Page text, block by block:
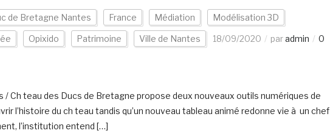
de Bretagne Nantes France Médiation Modélisation 3D
Opixido Patrimoine Ville de Nantes 18/09/2020 paradmin
0
/ Ch teau des Ducs de Bretagne propose deux nouveaux outils numériques de
l’histoire du ch teau tandis qu’un nouveau tableau animé redonne vie à un chef
l’institution entend […]